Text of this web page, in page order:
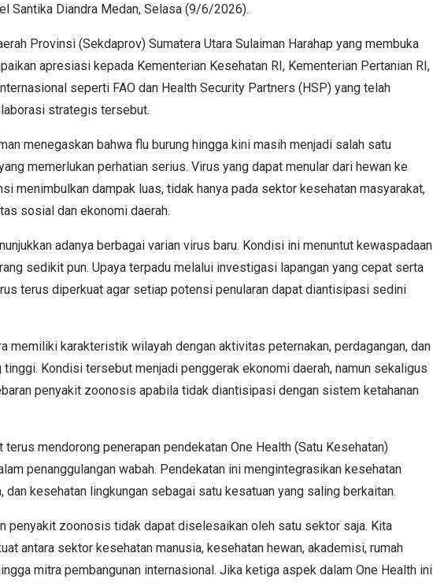
Santika Diandra Medan, Selasa (9/6/2026).
Provinsi (Sekdaprov) Sumatera Utara Sulaiman Harahap yang membuka
apresiasi kepada Kementerian Kesehatan RI, Kementerian Pertanian RI,
seperti FAO dan Health Security Partners (HSP) yang telah
strategis tersebut.
menegaskan bahwa flu burung hingga kini masih menjadi salah satu
memerlukan perhatian serius. Virus yang dapat menular dari hewan ke
menimbulkan dampak luas, tidak hanya pada sektor kesehatan masyarakat,
sosial dan ekonomi daerah.
adanya berbagai varian virus baru. Kondisi ini menuntut kewaspadaan
sedikit pun. Upaya terpadu melalui investigasi lapangan yang cepat serta
terus diperkuat agar setiap potensi penularan dapat diantisipasi sedini
memiliki karakteristik wilayah dengan aktivitas peternakan, perdagangan, dan
Kondisi tersebut menjadi penggerak ekonomi daerah, namun sekaligus
penyakit zoonosis apabila tidak diantisipasi dengan sistem ketahanan
terus mendorong penerapan pendekatan One Health (Satu Kesehatan)
penanggulangan wabah. Pendekatan ini mengintegrasikan kesehatan
dan kesehatan lingkungan sebagai satu kesatuan yang saling berkaitan.
penyakit zoonosis tidak dapat diselesaikan oleh satu sektor saja. Kita
antara sektor kesehatan manusia, kesehatan hewan, akademisi, rumah
mitra pembangunan internasional. Jika ketiga aspek dalam One Health ini